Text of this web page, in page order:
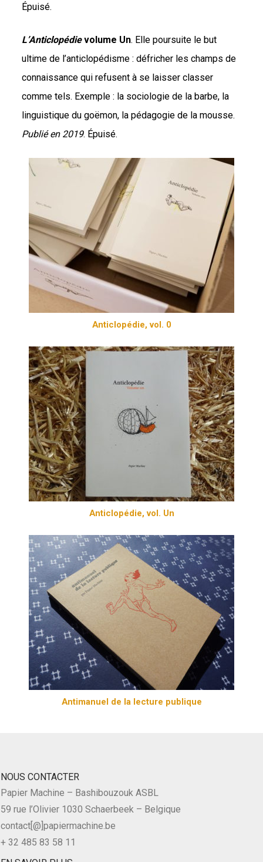
Épuisé.
L’Anticlopédievolume Un. Elle poursuite le but
ultime de l’anticlopédisme : défricher les champs de
connaissance qui refusent à se laisser classer
comme tels. Exemple : la sociologie de la barbe, la
linguistique du goëmon, la pédagogie de la mousse.
Publié en 2019. Épuisé.
Anticlopédie, vol. 0
Anticlopédie, vol. Un
Antimanuel de la lecture publique
NOUS CONTACTER
Papier Machine – Bashibouzouk ASBL
59 rue l’Olivier 1030 Schaerbeek – Belgique
contact[@]papiermachine.be
+ 32 485 83 58 11